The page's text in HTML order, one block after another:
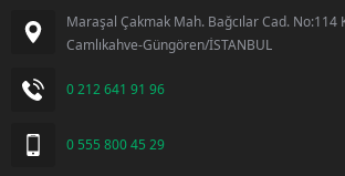
Maraşal Çakmak Mah. Bağcılar Cad. No:114
Camlıkahve-Güngören/İSTANBUL
0 212 641 91 96
0 555 800 45 29